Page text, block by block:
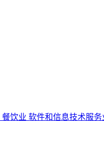
餐饮业 软件和信息技术服